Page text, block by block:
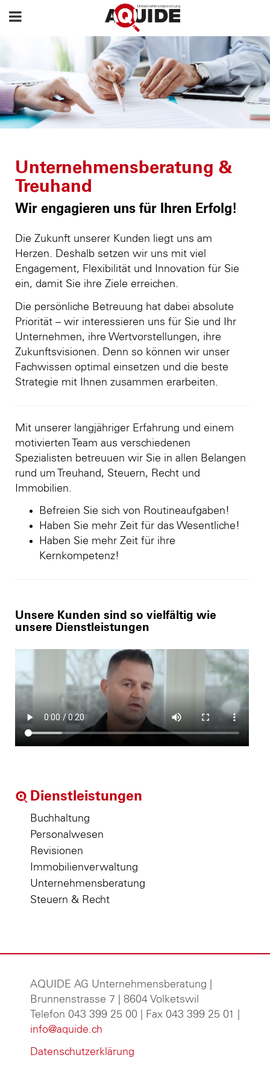
Unternehmensberatung &
Treuhand
Wir engagieren uns für Ihren Erfolg!
Die Zukunft unserer Kunden liegt uns am
Herzen. Deshalb setzen wir uns mit viel
Engagement, Flexibilität und Innovation für Sie
ein, damit Sie ihre Ziele erreichen.
Die persönliche Betreuung hat dabei absolute
Priorität – wir interessieren uns für Sie und Ihr
Unternehmen, ihre Wertvorstellungen, ihre
Zukunftsvisionen. Denn so können wir unser
Fachwissen optimal einsetzen und die beste
Strategie mit Ihnen zusammen erarbeiten.
Mit unserer langjähriger Erfahrung und einem
motivierten Team aus verschiedenen
Spezialisten betreuuen wir Sie in allen Belangen
rund um Treuhand, Steuern, Recht und
Immobilien.
Befreien Sie sich von Routineaufgaben!
Haben Sie mehr Zeit für das Wesentliche!
Haben Sie mehr Zeit für ihre
Kernkompetenz!
Unsere Kunden sind so vielfältig wie
unsere Dienstleistungen
Dienstleistungen
Buchhaltung
Personalwesen
Revisionen
Immobilienverwaltung
Unternehmensberatung
Steuern & Recht
AQUIDE AG Unternehmensberatung
Brunnenstrasse 7 | 8604 Volketswil
Telefon 043 399 25 00 | Fax 043 399 25 01 |
info@aquide.ch
Datenschutzerklärung